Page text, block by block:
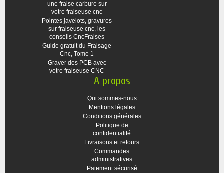
une fraise carbure sur
votre fraiseuse cnc
Pointes javelots, gravures
sur fraiseuse cnc, les
conseils CncFraises
Guide gratuit du Fraisage
Cnc, Tome 1
Graver des PCB avec
votre fraiseuse CNC
A propos
Qui sommes-nous
Mentions légales
Conditions générales
Politique de
confidentialité
Livraisons et retours
Commandes
administratives
Paiement sécurisé